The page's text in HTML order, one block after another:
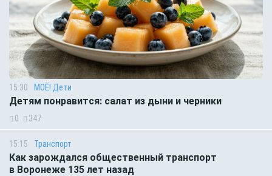
15:30 МОЁ! Дети
Детям понравится: салат из дыни и черники
0 347
15:15 Транспорт
Как зарождался общественный транспорт
в Воронеже 135 лет назад